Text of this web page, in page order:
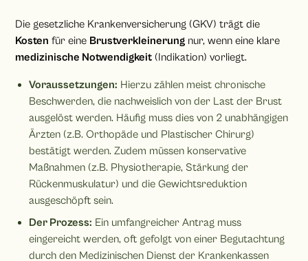
Die gesetzliche Krankenversicherung (GKV) trägt die
Kosten für eine Brustverkleinerung nur, wenn eine klare
medizinische Notwendigkeit (Indikation) vorliegt.
Voraussetzungen: Hierzu zählen meist chronische
Beschwerden, die nachweislich von der Last der Brust
ausgelöst werden. Häufig muss dies von 2 unabhängigen
Ärzten (z.B. Orthopäde und Plastischer Chirurg)
bestätigt werden. Zudem müssen konservative
Maßnahmen (z.B. Physiotherapie, Stärkung der
Rückenmuskulatur) und die Gewichtsreduktion
ausgeschöpft sein.
Der Prozess: Ein umfangreicher Antrag muss
eingereicht werden, oft gefolgt von einer Begutachtung
durch den Medizinischen Dienst der Krankenkassen